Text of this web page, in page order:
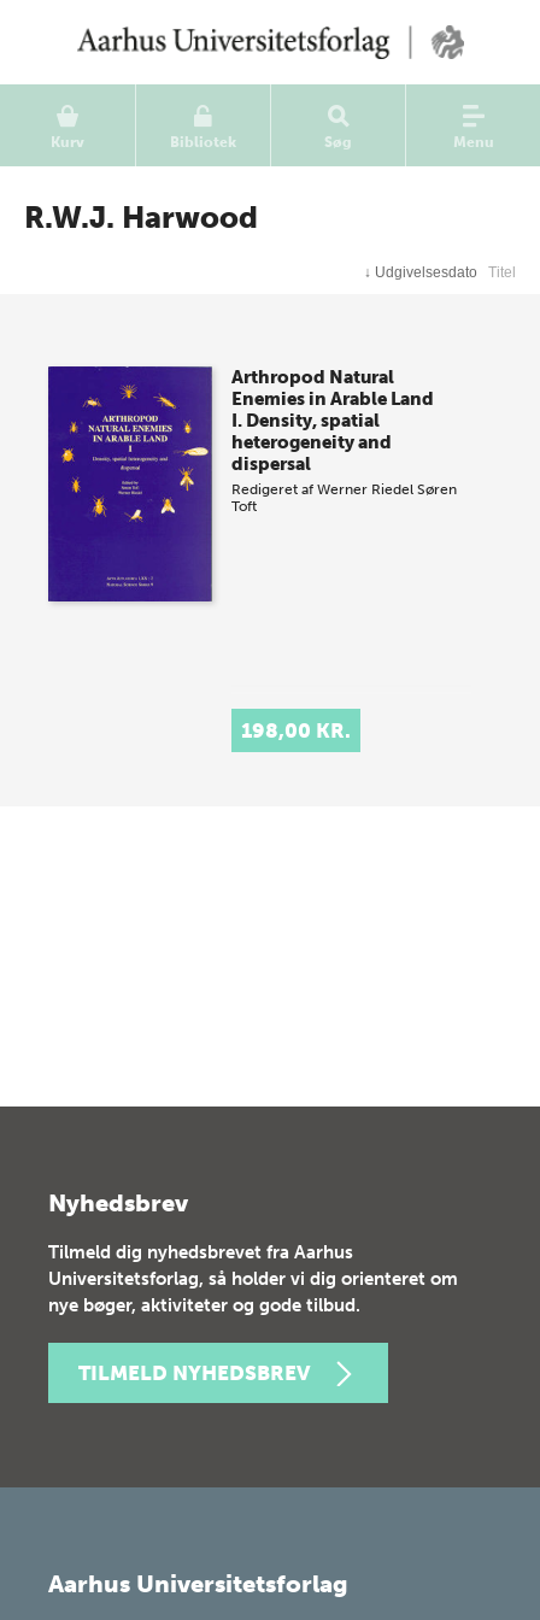
Kurv Bibliotek Søg Menu
R.W.J. Harwood
↓ Udgivelsesdato Titel
Arthropod Natural
Enemies in Arable Land
I. Density, spatial
heterogeneity and
dispersal
Redigeret afWerner Riedel Søren
Toft
198,00 KR.
Nyhedsbrev
Tilmeld dig nyhedsbrevet fra Aarhus
Universitetsforlag, så holder vi dig orienteret om
nye bøger, aktiviteter og gode tilbud.
TILMELD NYHEDSBREV
Aarhus Universitetsforlag